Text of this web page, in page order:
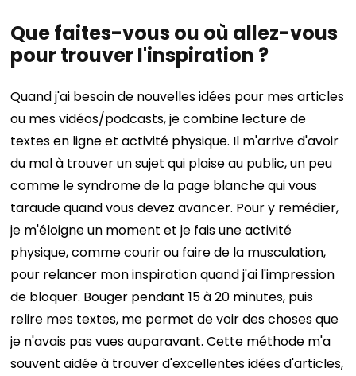
Que faites-vous ou où allez-vous
pour trouver l'inspiration ?
Quand j'ai besoin de nouvelles idées pour mes articles
ou mes vidéos/podcasts, je combine lecture de
textes en ligne et activité physique. Il m'arrive d'avoir
du mal à trouver un sujet qui plaise au public, un peu
comme le syndrome de la page blanche qui vous
taraude quand vous devez avancer. Pour y remédier,
je m'éloigne un moment et je fais une activité
physique, comme courir ou faire de la musculation,
pour relancer mon inspiration quand j'ai l'impression
de bloquer. Bouger pendant 15 à 20 minutes, puis
relire mes textes, me permet de voir des choses que
je n'avais pas vues auparavant. Cette méthode m'a
souvent aidée à trouver d'excellentes idées d'articles,